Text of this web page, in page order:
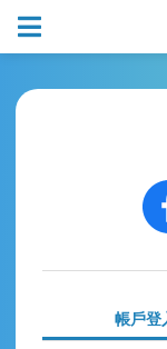
帳戶登